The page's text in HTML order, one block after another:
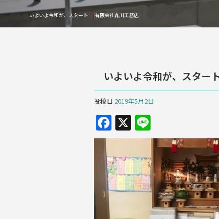
いよいよ令和が、スタート |有限会社森川工務店
いよいよ令和が、スター
投稿日 2019年5月2日
F
a
c
e
b
X
n
e